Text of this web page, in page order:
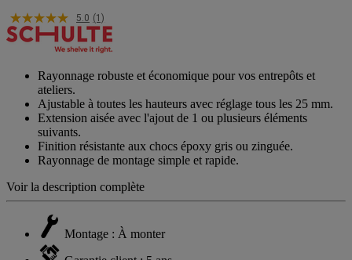
5.0 (1)
Rayonnage robuste et économique pour vos entrepôts et
ateliers.
Ajustable à toutes les hauteurs avec réglage tous les 25 mm.
Extension aisée avec l'ajout de 1 ou plusieurs éléments
suivants.
Finition résistante aux chocs époxy gris ou zinguée.
Rayonnage de montage simple et rapide.
Voir la description complète
Montage : À monter